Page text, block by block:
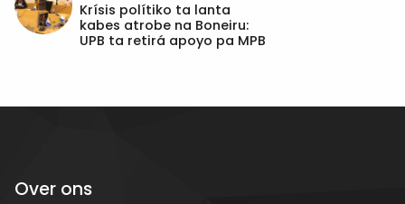
Krísis polítiko ta lanta
kabes atrobe na Boneiru:
UPB ta retirá apoyo pa MPB
Over ons